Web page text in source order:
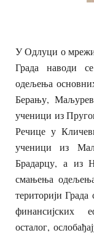
У Одлуци о мрежи
Града наводи
одељења
Берању,
ученици из
Речице у
ученици из
Брадарцу, а из
смањења
територији
финансијских
осталог,